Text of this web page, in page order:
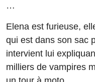
…
Elena est furieuse,
qui est dans son sac
intervient lui
milliers de vampires